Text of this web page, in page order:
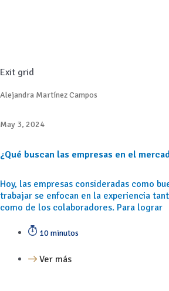
Exit grid
Alejandra Martínez Campos
May 3, 2024
¿Qué buscan las empresas en el
Hoy, las empresas consideradas como
trabajar se enfocan en la experiencia
como de los colaboradores. Para lograr
10 minutos
Ver más